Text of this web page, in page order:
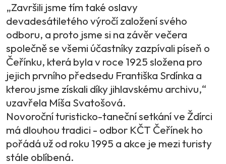
„Završili jsme tím také oslavy
devadesátiletého výročí založení svého
odboru, a proto jsme si na závěr večera
společně se všemi účastníky zazpívali píseň o
Čeřínku, která byla v roce 1925 složena pro
jejich prvního předsedu Františka Srdínka a
kterou jsme získali díky jihlavskému archivu,“
uzavřela Míša Svatošová.
Novoroční turisticko-taneční setkání ve Ždírci
má dlouhou tradici - odbor KČT Čeřínek ho
pořádá už od roku 1995 a akce je mezi turisty
stále oblíbená.